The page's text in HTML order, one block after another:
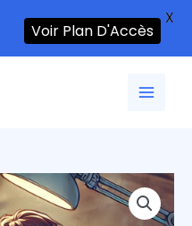
Voir Plan D'Accès
X